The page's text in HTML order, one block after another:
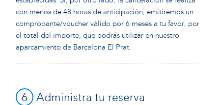
con menos de 48 horas de anticipación, emitiremos un
comprobante/voucher válido por 6 meses a tu favor, por
el total del importe, que podrás utilizar en nuestro
aparcamiento de Barcelona El Prat.
6 Administra tu reserva